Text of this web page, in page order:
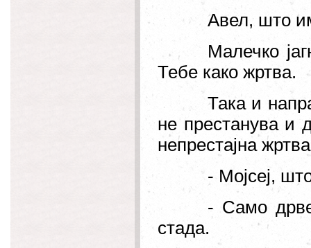
Авел, што
Малечко
Тебе како жртва.
Така и
не престанува и
непрестајна
- Мојсеј,
- Само
стада.